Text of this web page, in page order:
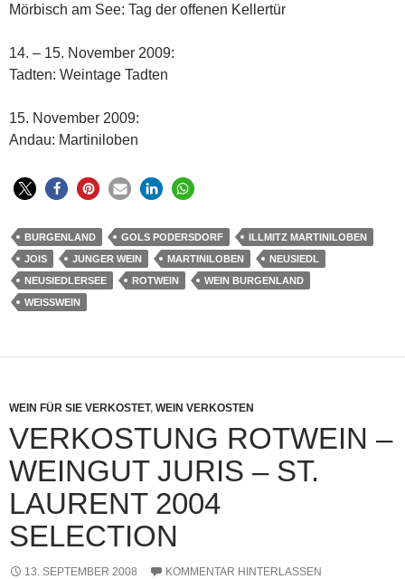
Mörbisch am See: Tag der offenen Kellertür
14. – 15. November 2009:
Tadten: Weintage Tadten
15. November 2009:
Andau: Martiniloben
BURGENLAND GOLS PODERSDORF
ILLMITZ MARTINILOBEN
JOIS
JUNGER WEIN MARTINILOBEN
NEUSIEDL
NEUSIEDLERSEE
ROTWEIN
WEIN BURGENLAND
WEISSWEIN
WEIN FÜR SIE VERKOSTET, WEIN VERKOSTEN
VERKOSTUNG ROTWEIN –
WEINGUT JURIS – ST.
LAURENT 2004
SELECTION
13. SEPTEMBER 2008 KOMMENTAR HINTERLASSEN